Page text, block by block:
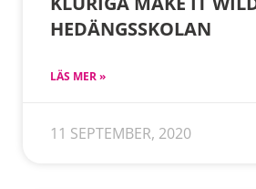
HEDÄNGSSKOLAN
LÄS MER »
11 SEPTEMBER, 2020